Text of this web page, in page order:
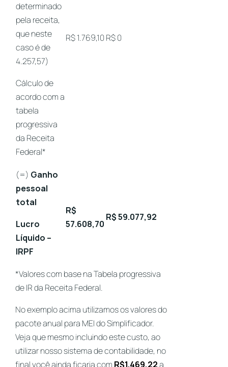
determinado
pela receita,
que neste
caso é de
4.257,57)
Cálculo de
acordo com a
tabela
progressiva
da Receita
Federal*
R$ 1.769,10R$ 0
(=) Ganho
pessoal
total
Lucro
Líquido –
IRPF
R$
57.608,70
R$ 59.077,92
*Valores com base na Tabela progressiva
de IR da Receita Federal.
No exemplo acima utilizamos os valores do
pacote anual para MEI do Simplificador.
Veja que mesmo incluindo este custo, ao
utilizar nosso sistema de contabilidade, no
final você ainda ficaria com R$1.469,22a